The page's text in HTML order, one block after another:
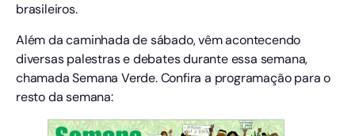
brasileiros.
Além da caminhada de sábado, vêm acontecendo
diversas palestras e debates durante essa semana,
chamada Semana Verde. Confira a programação para o
resto da semana: